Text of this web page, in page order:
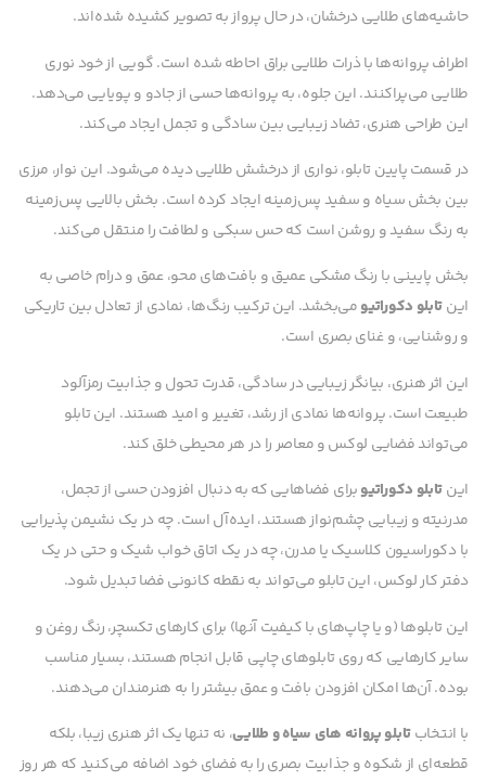
حاشیه‌های طلایی درخشان، در حال پرواز به تصویر کشیده شده‌اند.
اطراف پروانه‌ها با ذرات طلایی براق احاطه شده است. گویی از خود نوری
طلایی می‌پراکنند. این جلوه، به پروانه‌ها حسی از جادو و پویایی می‌دهد.
این طراحی هنری، تضاد زیبایی بین سادگی و تجمل ایجاد می‌کند.
در قسمت پایین تابلو، نواری از درخشش طلایی دیده می‌شود. این نوار، مرزی
بین بخش سیاه و سفید پس‌زمینه ایجاد کرده است. بخش بالایی پس‌زمینه
به رنگ سفید و روشن است که حس سبکی و لطافت را منتقل می‌کند.
بخش پایینی با رنگ مشکی عمیق و بافت‌های محو، عمق و درام خاصی به
اینتابلو دکوراتیومی‌بخشد. این ترکیب رنگ‌ها، نمادی از تعادل بین تاریکی
و روشنایی، و غنای بصری است.
این اثر هنری، بیانگر زیبایی در سادگی، قدرت تحول و جذابیت رمزآلود
طبیعت است. پروانه‌ها نمادی از رشد، تغییر و امید هستند. این تابلو
می‌تواند فضایی لوکس و معاصر را در هر محیطی خلق کند.
اینتابلو دکوراتیوبرای فضاهایی که به دنبال افزودن حسی از تجمل،
مدرنیته و زیبایی چشم‌نواز هستند، ایده‌آل است. چه در یک نشیمن پذیرایی
با دکوراسیون کلاسیک یا مدرن، چه در یک اتاق خواب شیک و حتی در یک
دفتر کار لوکس، این تابلو می‌تواند به نقطه کانونی فضا تبدیل شود.
این تابلوها (و یا چاپ‌های با کیفیت آنها) برای کارهای تکسچر، رنگ روغن و
سایر کارهایی که روی تابلوهای چاپی قابل انجام هستند، بسیار مناسب
بوده. آن‌ها امکان افزودن بافت و عمق بیشتر را به هنرمندان می‌دهند.
با انتخابتابلو پروانه های سیاه و طلایی، نه تنها یک اثر هنری زیبا، بلکه
قطعه‌ای از شکوه و جذابیت بصری را به فضای خود اضافه می‌کنید که هر روز